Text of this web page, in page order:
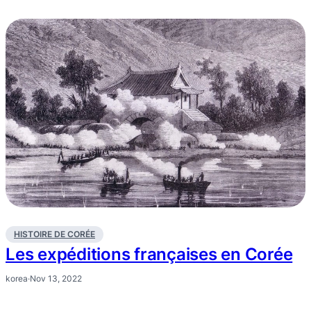
HISTOIRE DE CORÉE
Les expéditions françaises en Corée
korea·Nov 13, 2022